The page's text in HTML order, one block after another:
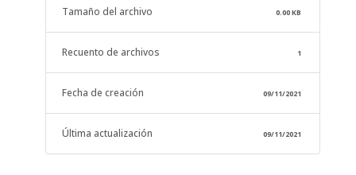
Tamaño del archivo 0.00 KB
Recuento de archivos 1
Fecha de creación 09/11/2021
Última actualización 09/11/2021